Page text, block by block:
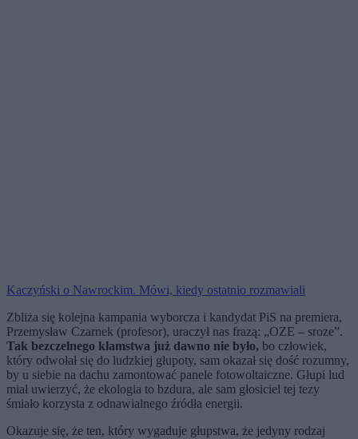
Kaczyński o Nawrockim. Mówi, kiedy ostatnio rozmawiali
Zbliża się kolejna kampania wyborcza i kandydat PiS na premiera,
Przemysław Czarnek (profesor), uraczył nas frazą: „OZE – sroze”.
Tak bezczelnego kłamstwa już dawno nie było, bo człowiek,
który odwołał się do ludzkiej głupoty, sam okazał się dość rozumny,
by u siebie na dachu zamontować panele fotowoltaiczne. Głupi lud
miał uwierzyć, że ekologia to bzdura, ale sam głosiciel tej tezy
śmiało korzysta z odnawialnego źródła energii.
Okazuje się, że ten, który wygaduje głupstwa, że jedyny rodzaj